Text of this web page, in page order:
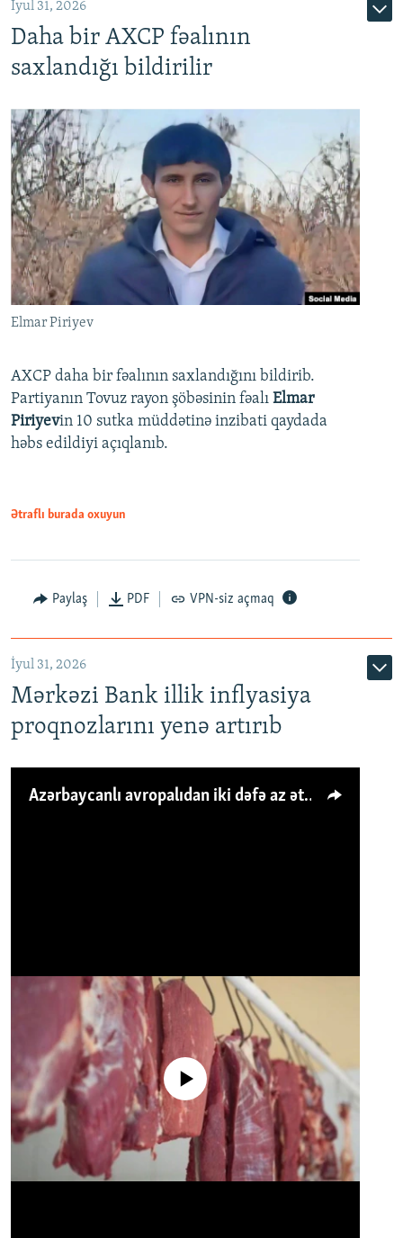
İyul 31, 2026
Daha bir AXCP fəalının
saxlandığı bildirilir
Elmar Piriyev
AXCP daha bir fəalının saxlandığını bildirib.
Partiyanın Tovuz rayon şöbəsinin fəalı Elmar
Piriyevin 10 sutka müddətinə inzibati qaydada
həbs edildiyi açıqlanıb.
Ətraflı burada oxuyun
Paylaş PDF VPN-siz açmaq
İyul 31, 2026
Mərkəzi Bank illik inflyasiya
proqnozlarını yenə artırıb
Azərbaycanlı avropalıdan iki dəfə az ət yeyir, amma... 'Qiymət artımı qaçılmazdır'
No media source currently available